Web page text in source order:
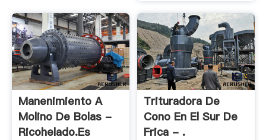
Manenimiento A
Molino De Bolas -
Ricohelado.es
Trituradora De
Cono En El Sur De
Frica - .